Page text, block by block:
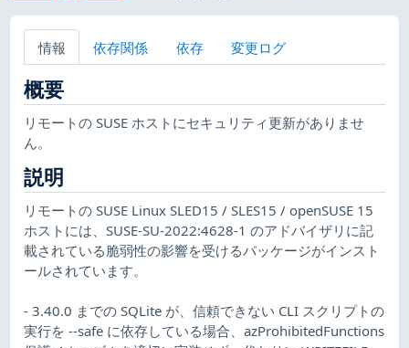
情報 依存関係 依存 変更ログ
概要
リモートの SUSE ホストにセキュリティ更新がありませ
ん。
説明
リモートの SUSE Linux SLED15 / SLES15 / openSUSE 15
ホストには、SUSE-SU-2022:4628-1 のアドバイザリに記
載されている脆弱性の影響を受けるパッケージがインスト
ールされています。
- 3.40.0 までの SQLite が、信頼できない CLI スクリプトの
実行を --safe に依存している場合、azProhibitedFunctions